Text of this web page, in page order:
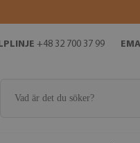
+48 32 700 37 99